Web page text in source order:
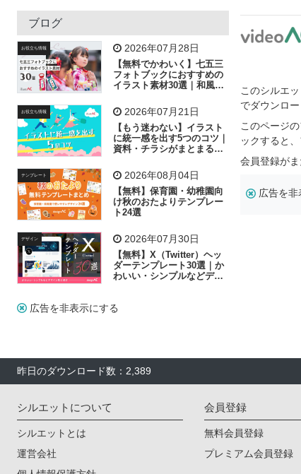
吹き出し
飛行機 グラフ ビル 魚 家族 書類
歩く 工場 会社 太陽 キラキラ
子供 作業員 相談 ピクトグラム
ブログ
お役立ち情報 2026年07月28日
【無料でかわいく】七五三
フォトブックにおすすめの
イラスト素材30選｜和風の
お役立ち情報 2026年07月21日
【もう迷わない】イラスト
に統一感を出す5つのコツ｜
資料・チラシがまとまるフ
テンプレート 2026年08月04日
【無料】保育園・幼稚園向
け秋のおたよりテンプレー
ト24選
デザイン 2026年07月30日
【無料】X（Twitter）ヘッ
ダーテンプレート30選｜か
わいい・シンプルなどデザ
広告を非表示にする
このシルエ
でダウンロー
このページ
ックすると
会員登録がま
広告を非
昨日のダウンロード数：2,389
シルエットについて
シルエットとは
運営会社
会員登録
無料会員登録
プレミアム会員登録